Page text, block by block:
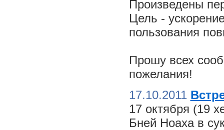
Произведены
Цель -
пользования
Прошу всех
пожелания!
17.10.2011
17 октября (19
Бней Ноаха в